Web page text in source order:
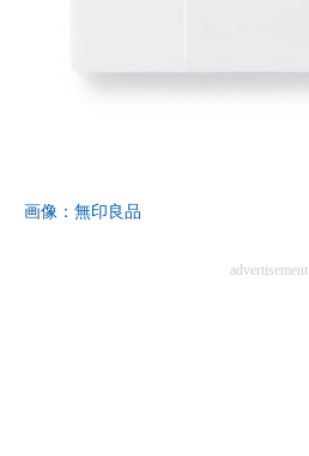
画像：無印良品
advertisement